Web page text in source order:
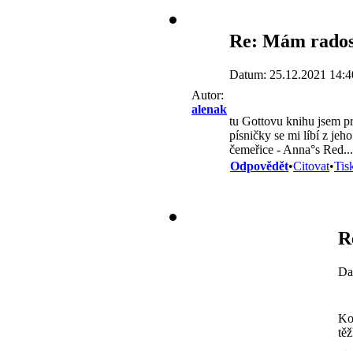
Autor:
alenak
Re: Mám
Datum: 25.12.2021
tu Gottovu knihu jsem
písničky se mi líbí z
čemeřice - Anna°s
Odpovědět•Citovat•